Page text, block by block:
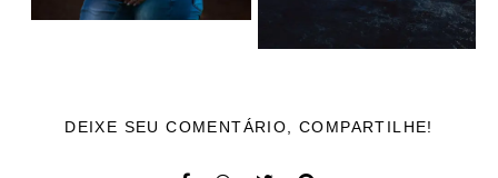
DEIXE SEU COMENTÁRIO, COMPARTILHE!